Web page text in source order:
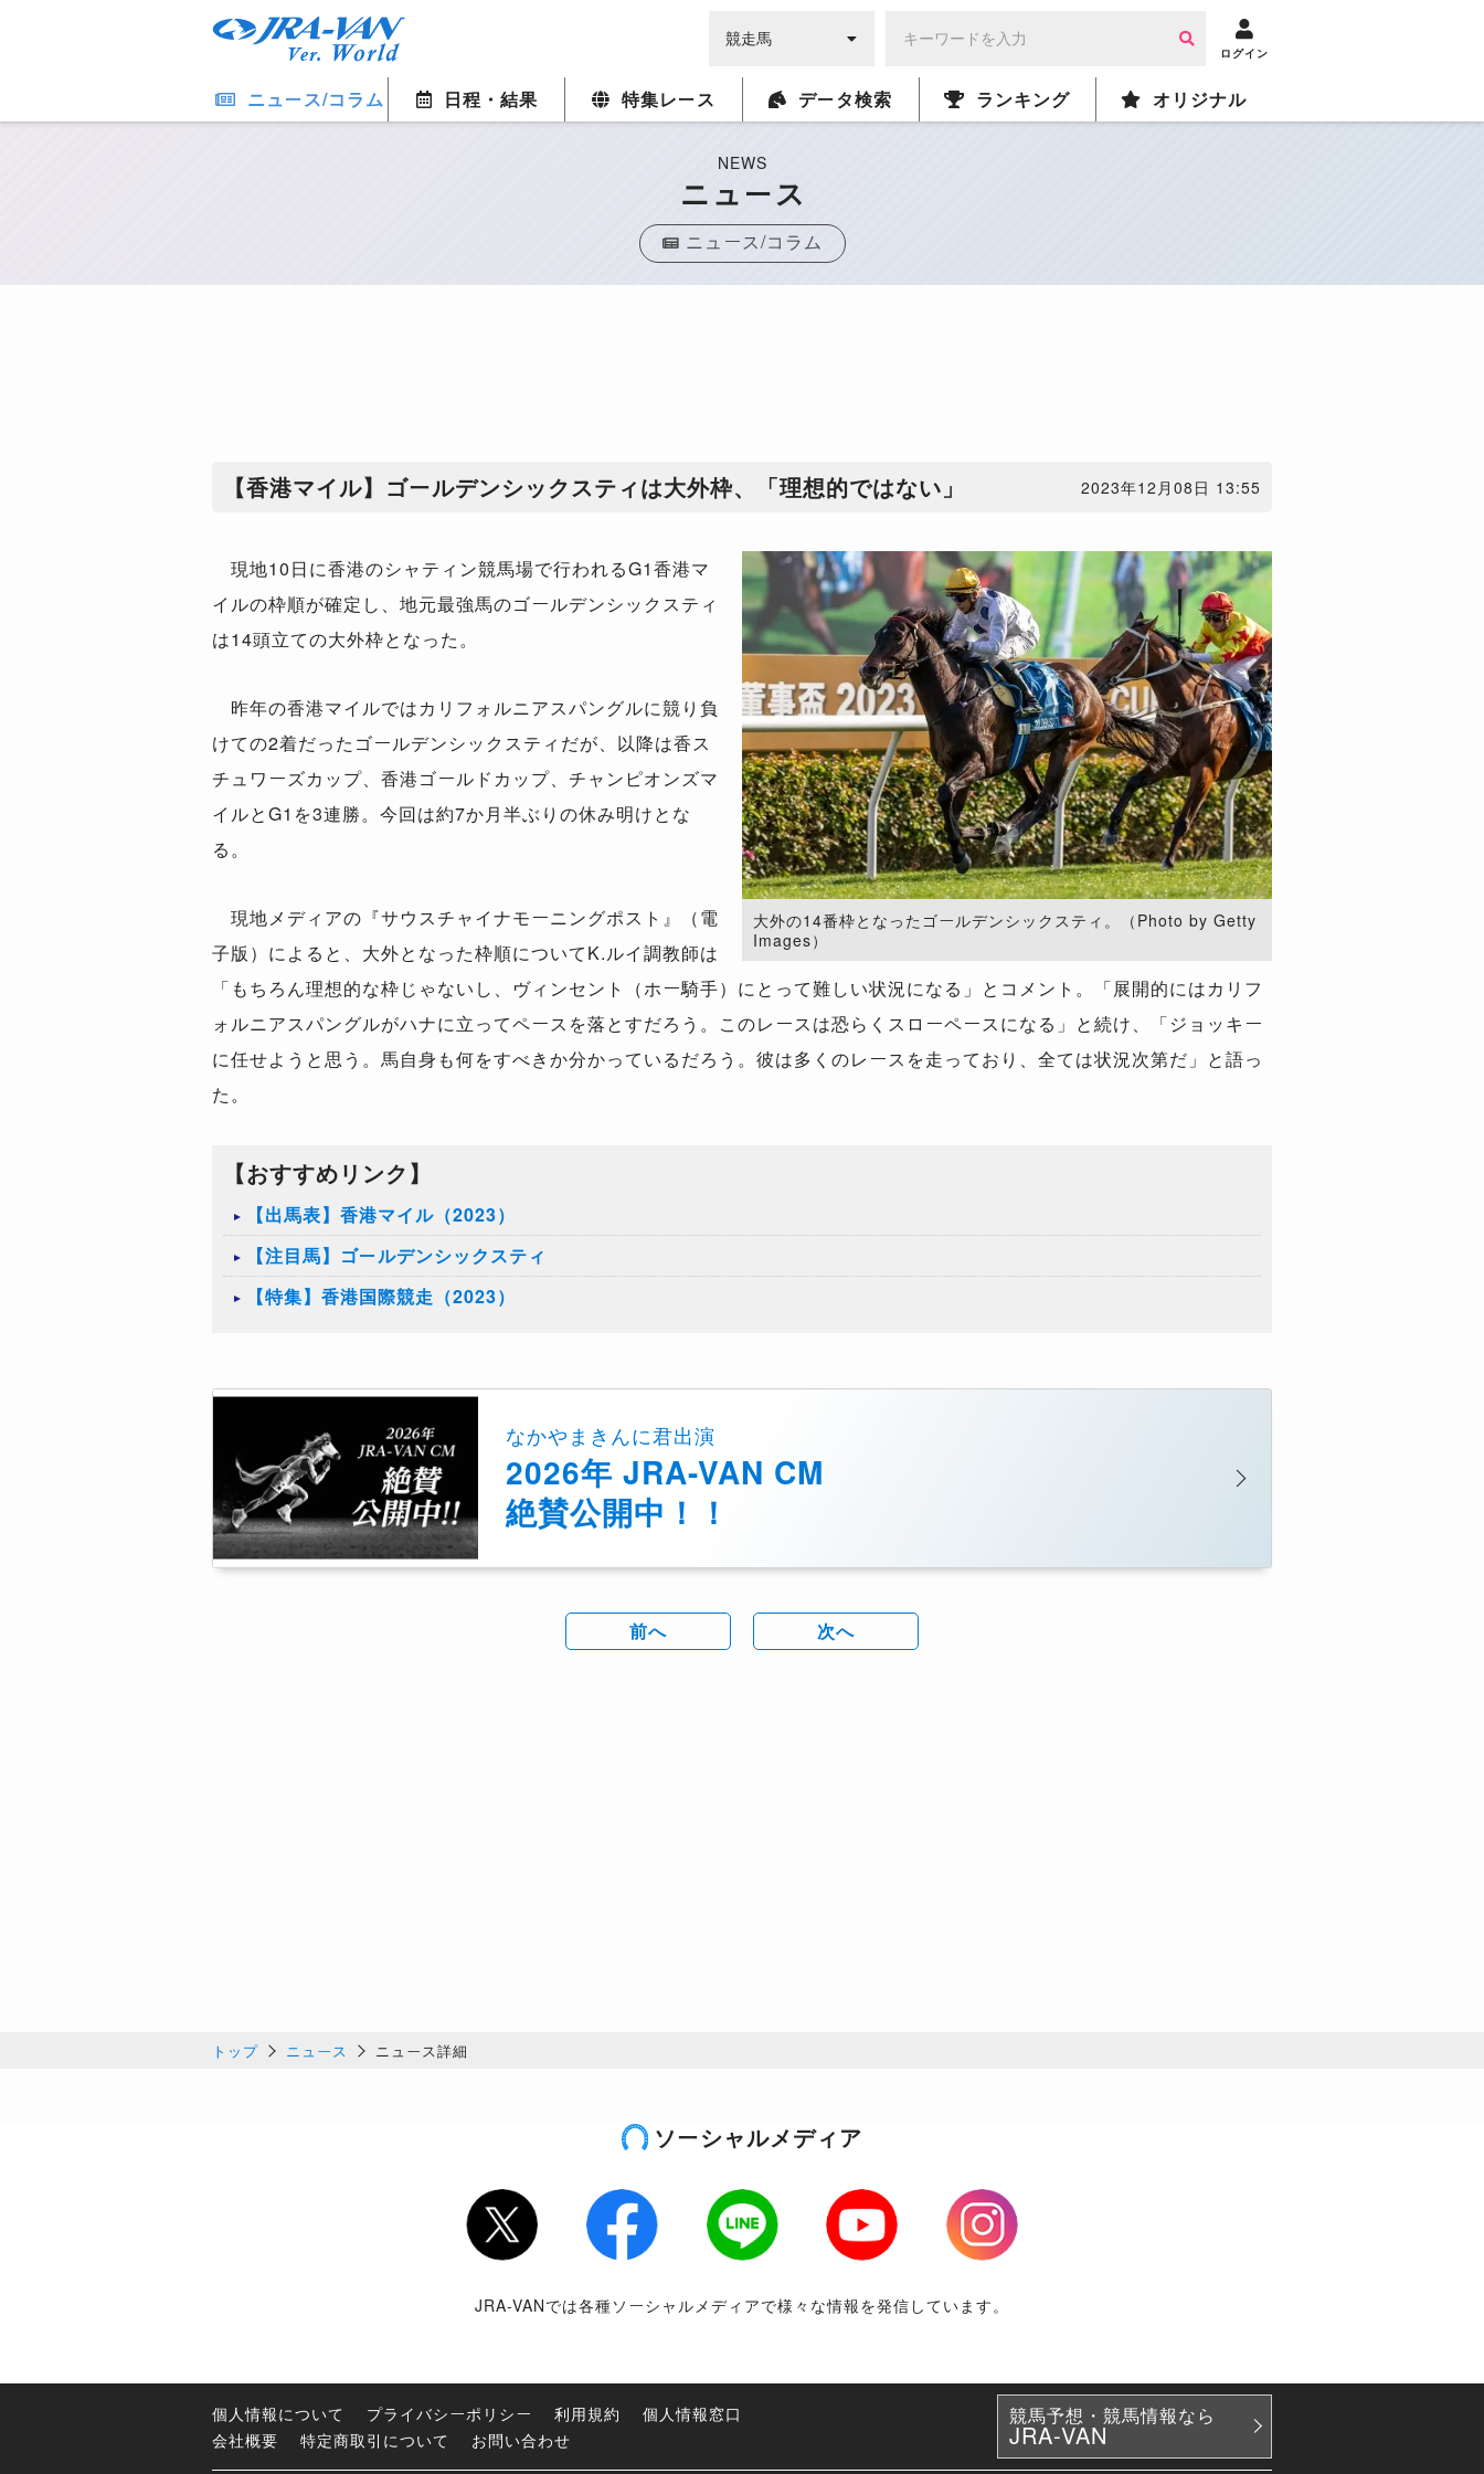
ログイン
ニュース/コラム 日程・結果 特集レース データ検索 ランキング オリジナル
NEWS
ニュース
ニュース/コラム
【香港マイル】ゴールデンシックスティは大外枠、「理想的ではない」 2023年12月08日 13:55
大外の14番枠となったゴールデンシックスティ。（Photo by Getty
Images）
現地10日に香港のシャティン競馬場で行われるG1香港マ
イルの枠順が確定し、地元最強馬のゴールデンシックスティ
は14頭立ての大外枠となった。
昨年の香港マイルではカリフォルニアスパングルに競り負
けての2着だったゴールデンシックスティだが、以降は香ス
チュワーズカップ、香港ゴールドカップ、チャンピオンズマ
イルとG1を3連勝。今回は約7か月半ぶりの休み明けとな
る。
現地メディアの『サウスチャイナモーニングポスト』（電
子版）によると、大外となった枠順についてK.ルイ調教師は
「もちろん理想的な枠じゃないし、ヴィンセント（ホー騎手）にとって難しい状況になる」とコメント。「展開的にはカリフ
ォルニアスパングルがハナに立ってペースを落とすだろう。このレースは恐らくスローペースになる」と続け、「ジョッキー
に任せようと思う。馬自身も何をすべきか分かっているだろう。彼は多くのレースを走っており、全ては状況次第だ」と語っ
た。
【おすすめリンク】
【出馬表】香港マイル（2023）
【注目馬】ゴールデンシックスティ
【特集】香港国際競走（2023）
なかやまきんに君出演
2026年 JRA-VAN CM
絶賛公開中！！
前へ 次へ
トップ ニュース ニュース詳細
ソーシャルメディア
Twitter Facebook LINE Youtube
Instagram
JRA-VANでは各種ソーシャルメディアで様々な情報を発信しています。
個人情報について プライバシーポリシー 利用規約
個人情報窓口
会社概要
特定商取引について お問い合わせ
競馬予想・競馬情報なら
JRA-VAN